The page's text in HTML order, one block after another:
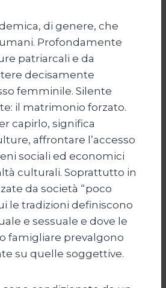
di genere, che
Profondamente
patriarcali e da
decisamente
femminile. Silente
il matrimonio forzato.
capirlo, significa
affrontare l’accesso
sociali ed economici
culturali. Soprattutto in
da società “poco
le tradizioni definiscono
e sessuale e dove le
famigliare prevalgono
su quelle soggettive.